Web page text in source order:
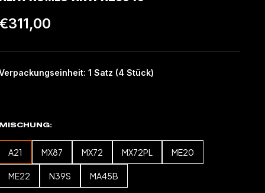
€311,00
1 Satz (4 Stück)
MISCHUNG
A21 MX87 MX72 MX72PL ME20
ME22 N39S MA45B